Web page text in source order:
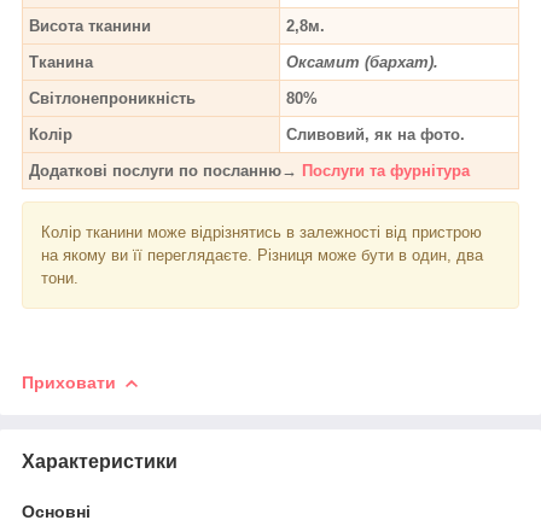
Висота тканини
2,8м.
Тканина
Оксамит (бархат).
Світлонепроникність
80%
Колір
Сливовий, як на фото.
Додаткові послуги по посланню→ Послуги та фурнітура
Колір тканини може відрізнятись в залежності від пристрою
на якому ви її переглядаєте. Різниця може бути в один, два
тони.
Приховати
Характеристики
Основні